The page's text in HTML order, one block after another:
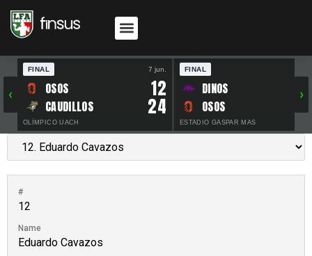
‹
FINAL 7 jun.
OSOS 12
CAUDILLOS 24
OLÍMPICO UACH
FINAL
DINOS
OSOS
ESTADIO GASPAR MAS
›
#
12
Name
Eduardo Cavazos